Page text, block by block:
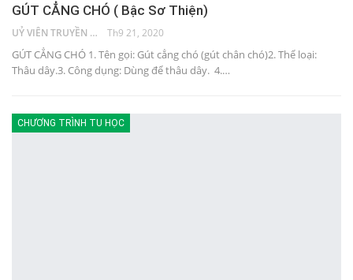
GÚT CẲNG CHÓ ( Bậc Sơ Thiện)
UỶ VIÊN TRUYỀN THÔNG Th9 21, 2020
GÚT CẲNG CHÓ 1. Tên gọi: Gút cẳng chó (gút chân chó)2. Thể loại:
Thâu dây.3. Công dụng: Dùng để thâu dây. 4.…
CHƯƠNG TRÌNH TU HỌC